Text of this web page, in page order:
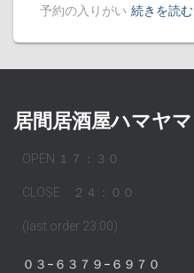
予約の入りがい 続きを読む
居間居酒屋ハマヤマ
OPEN １７：３０
CLOSE ２４：００
(last order 23:00)
０３−６３７９−６９７０